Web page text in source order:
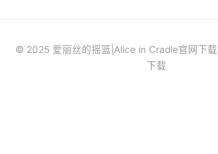
© 2025 爱丽丝的摇篮|Alice in Cradle官网下
下载